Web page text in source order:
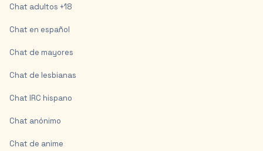
Chat adultos +18
Chat en español
Chat de mayores
Chat de lesbianas
Chat IRC hispano
Chat anónimo
Chat de anime